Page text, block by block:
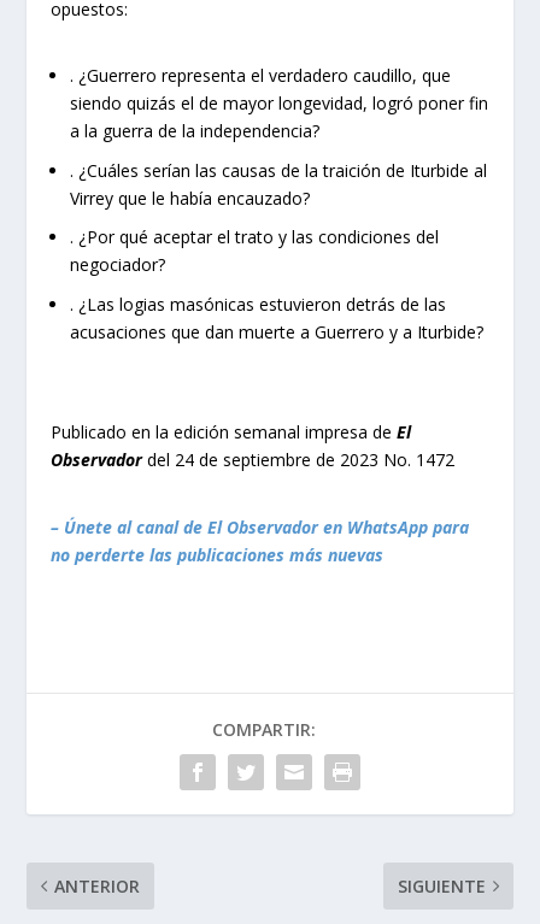
opuestos:
. ¿Guerrero representa el verdadero caudillo, que
siendo quizás el de mayor longevidad, logró poner fin
a la guerra de la independencia?
. ¿Cuáles serían las causas de la traición de Iturbide al
Virrey que le había encauzado?
. ¿Por qué aceptar el trato y las condiciones del
negociador?
. ¿Las logias masónicas estuvieron detrás de las
acusaciones que dan muerte a Guerrero y a Iturbide?
Publicado en la edición semanal impresa deEl
Observadordel 24 de septiembre de 2023 No. 1472
– Únete al canal de El Observador en WhatsApp para
no perderte las publicaciones más nuevas
COMPARTIR:
ANTERIOR SIGUIENTE